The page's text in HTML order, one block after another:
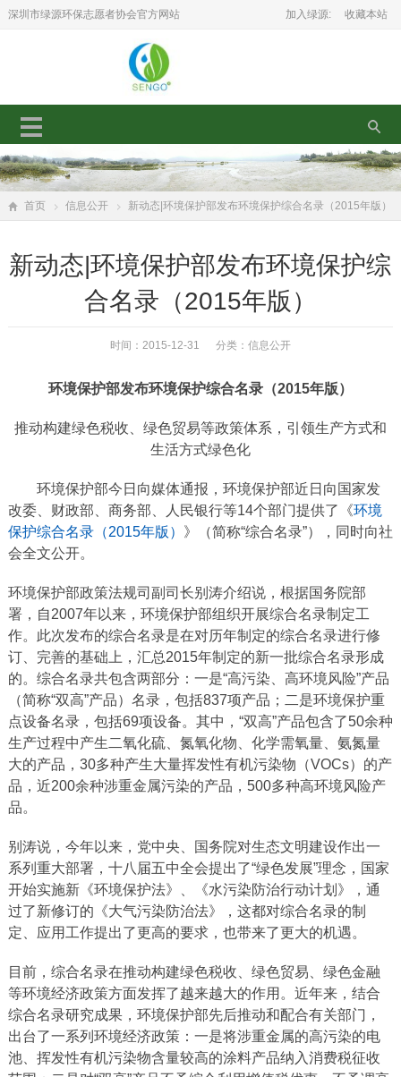
深圳市绿源环保志愿者协会官方网站 加入绿源: 收藏本站
首页 信息公开 新动态|环境保护部发布环境保护综合名录（2015年版）
新动态|环境保护部发布环境保护综
合名录（2015年版）
时间：2015-12-31 分类： 信息公开
环境保护部发布环境保护综合名录（2015年版）
推动构建绿色税收、绿色贸易等政策体系，引领生产方式和
生活方式绿色化
环境保护部今日向媒体通报，环境保护部近日向国家发
改委、财政部、商务部、人民银行等14个部门提供了《环境
保护综合名录（2015年版） 》（简称“综合名录”），同时向社
会全文公开。
环境保护部政策法规司副司长别涛介绍说，根据国务院部
署，自2007年以来，环境保护部组织开展综合名录制定工
作。此次发布的综合名录是在对历年制定的综合名录进行修
订、完善的基础上，汇总2015年制定的新一批综合名录形成
的。综合名录共包含两部分：一是“高污染、高环境风险”产品
（简称“双高”产品）名录，包括837项产品；二是环境保护重
点设备名录，包括69项设备。其中，“双高”产品包含了50余种
生产过程中产生二氧化硫、氮氧化物、化学需氧量、氨氮量
大的产品，30多种产生大量挥发性有机污染物（VOCs）的产
品，近200余种涉重金属污染的产品，500多种高环境风险产
品。
别涛说，今年以来，党中央、国务院对生态文明建设作出一
系列重大部署，十八届五中全会提出了“绿色发展”理念，国家
开始实施新《环境保护法》、《水污染防治行动计划》，通
过了新修订的《大气污染防治法》，这都对综合名录的制
定、应用工作提出了更高的要求，也带来了更大的机遇。
目前，综合名录在推动构建绿色税收、绿色贸易、绿色金融
等环境经济政策方面发挥了越来越大的作用。近年来，结合
综合名录研究成果，环境保护部先后推动和配合有关部门，
出台了一系列环境经济政策：一是将涉重金属的高污染的电
池、挥发性有机污染物含量较高的涂料产品纳入消费税征收